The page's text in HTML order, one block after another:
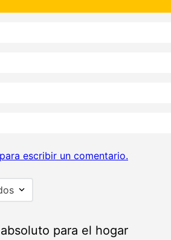
escribir un comentario.
para el hogar